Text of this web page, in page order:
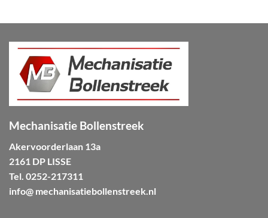
Mechanisatie Bollenstreek
Akervoorderlaan 13a
2161 DP LISSE
Tel. 0252-217311
info@ mechanisatiebollenstreek.nl